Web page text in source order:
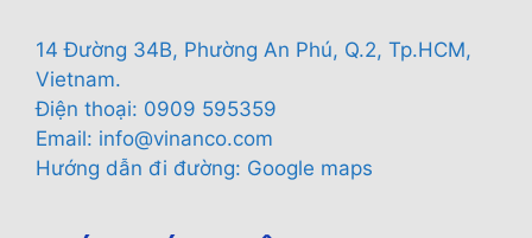
14 Đường 34B, Phường An Phú, Q.2, Tp.HCM,
Vietnam.
Điện thoại: 0909 595359
Email: info@vinanco.com
Hướng dẫn đi đường: Google maps